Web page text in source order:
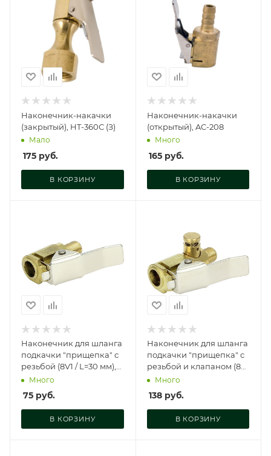
Наконечник-накачки
(закрытый), HT-360С (З)
Мало
175 руб.
В КОРЗИНУ
Наконечник-накачки
(открытый), AC-208
Много
165руб.
В КОРЗИНУ
Наконечник для шланга
подкачки "прищепка" с
резьбой (8V1 / L=30 мм),
AT10125
Много
75 руб.
В КОРЗИНУ
Наконечник для шланга
подкачки "прищепка" с
резьбой и клапаном (8V1
/ L=35 мм), AT10126
Много
138руб.
В КОРЗИНУ